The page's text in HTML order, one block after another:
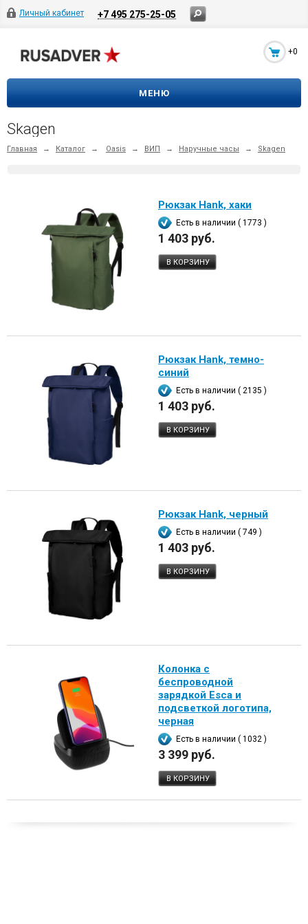
Личный кабинет +7 495 275-25-05
+0
МЕНЮ
Skagen
Главная → Каталог → Oasis → ВИП → Наручные часы → Skagen
Рюкзак Hank, хаки
Есть в наличии ( 1773 )
1 403 руб.
В КОРЗИНУ
Рюкзак Hank, темно-
синий
Есть в наличии ( 2135 )
1 403 руб.
В КОРЗИНУ
Рюкзак Hank, черный
Есть в наличии ( 749 )
1 403 руб.
В КОРЗИНУ
Колонка с
беспроводной
зарядкой Esca и
подсветкой логотипа,
черная
Есть в наличии ( 1032 )
3 399 руб.
В КОРЗИНУ